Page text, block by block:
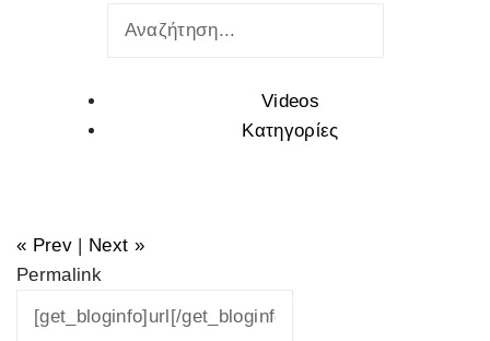
Videos
Κατηγορίες
« Prev | Next »
Permalink